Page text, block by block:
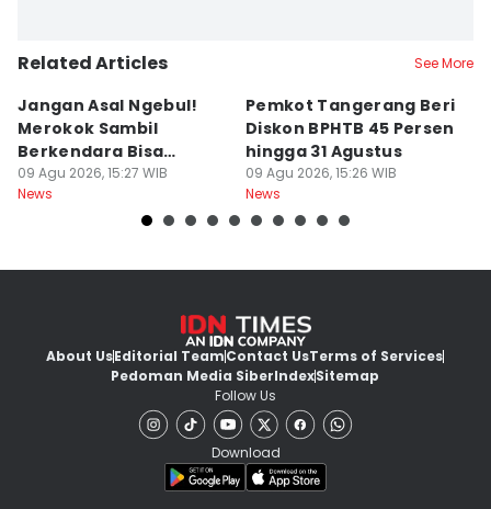
Related Articles See More
Jangan Asal Ngebul!
Merokok Sambil
Berkendara Bisa
Didenda Rp750 Ribu
09 Agu 2026, 15:27 WIB
News
Pemkot Tangerang Beri
Diskon BPHTB 45 Persen
hingga 31 Agustus
09 Agu 2026, 15:26 WIB
News
About UsEditorial TeamContact UsTerms of Services
Pedoman Media SiberIndexSitemap
Follow Us
Download